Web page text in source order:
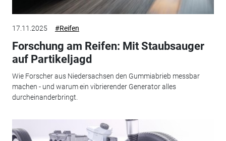
17.11.2025 #Reifen
Forschung am Reifen: Mit Staubsauger
auf Partikeljagd
Wie Forscher aus Niedersachsen den Gummiabrieb messbar
machen - und warum ein vibrierender Generator alles
durcheinanderbringt.